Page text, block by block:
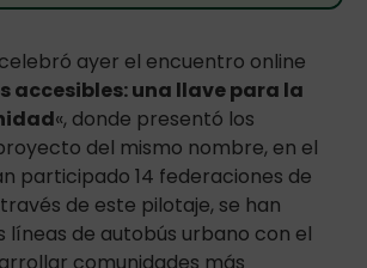
ayer el encuentro online
accesibles: una llave para la
«, donde presentó los
del mismo nombre, en el
participado 14 federaciones de
de este pilotaje, se han
líneas de autobús urbano con el